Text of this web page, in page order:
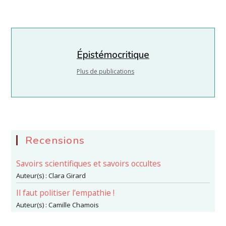
Épistémocritique
Plus de publications
Recensions
Savoirs scientifiques et savoirs occultes
Auteur(s) :Clara Girard
Il faut politiser l’empathie !
Auteur(s) :Camille Chamois